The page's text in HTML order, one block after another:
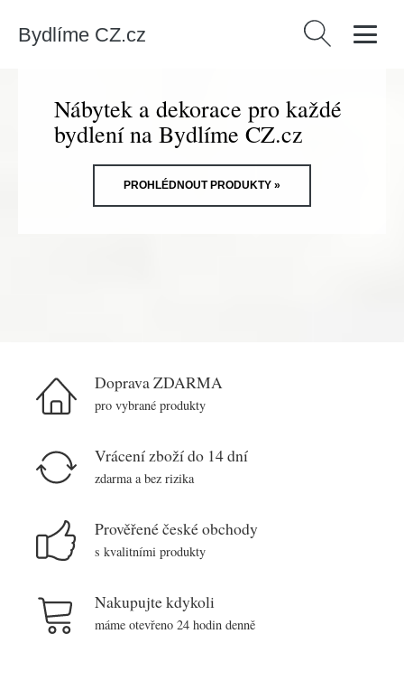
Bydlíme CZ.cz Vyhledávání
Nábytek a dekorace pro každé
bydlení na Bydlíme CZ.cz
PROHLÉDNOUT PRODUKTY »
Doprava ZDARMA
pro vybrané produkty
Vrácení zboží do 14 dní
zdarma a bez rizika
Prověřené české obchody
s kvalitními produkty
Nakupujte kdykoli
máme otevřeno 24 hodin denně